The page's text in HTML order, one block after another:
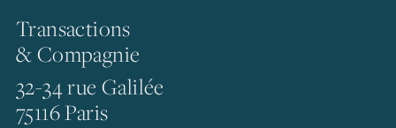
Transactions
& Compagnie
32-34 rue Galilée
75116 Paris